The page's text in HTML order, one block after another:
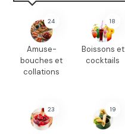
24
Amuse-
bouches et
collations
18
Boissons et
cocktails
23 19